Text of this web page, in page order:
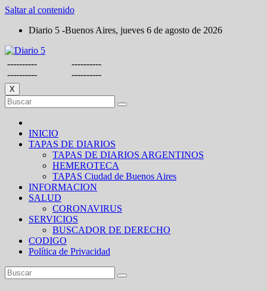
Saltar al contenido
Diario 5 -Buenos Aires, jueves 6 de agosto de 2026
----------
----------
----------
----------
X
INICIO
TAPAS DE DIARIOS
TAPAS DE DIARIOS ARGENTINOS
HEMEROTECA
TAPAS Ciudad de Buenos Aires
INFORMACION
SALUD
CORONAVIRUS
SERVICIOS
BUSCADOR DE DERECHO
CODIGO
Política de Privacidad